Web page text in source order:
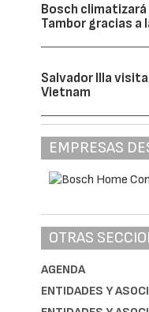
Bosch climatizará
Tambor gracias a
Salvador Illa
Vietnam
EMPRESAS
OTRAS
AGENDA
ENTIDADES Y